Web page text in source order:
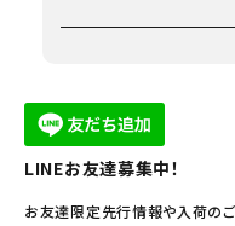
LINEお友達募集中！
お友達限定先行情報や入荷の